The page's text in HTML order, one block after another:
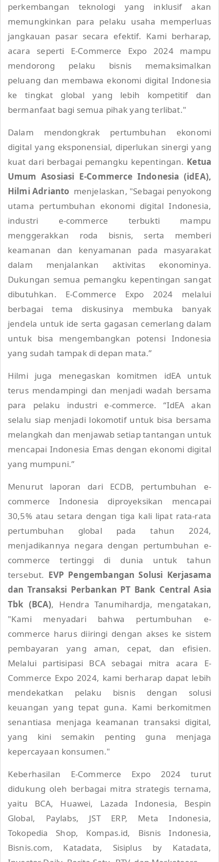
perkembangan teknologi yang inklusif akan
memungkinkan para pelaku usaha memperluas
jangkauan pasar secara efektif. Kami berharap,
acara seperti E-Commerce Expo 2024 mampu
mendorong pelaku bisnis memaksimalkan
peluang dan membawa ekonomi digital Indonesia
ke tingkat global yang lebih kompetitif dan
bermanfaat bagi semua pihak yang terlibat."
Dalam mendongkrak pertumbuhan ekonomi
digital yang eksponensial, diperlukan sinergi yang
kuat dari berbagai pemangku kepentingan. Ketua
Umum Asosiasi E-Commerce Indonesia (idEA),
Hilmi Adrianto menjelaskan, "Sebagai penyokong
utama pertumbuhan ekonomi digital Indonesia,
industri e-commerce terbukti mampu
menggerakkan roda bisnis, serta memberi
keamanan dan kenyamanan pada masyarakat
dalam menjalankan aktivitas ekonominya.
Dukungan semua pemangku kepentingan sangat
dibutuhkan. E-Commerce Expo 2024 melalui
berbagai tema diskusinya membuka banyak
jendela untuk ide serta gagasan cemerlang dalam
untuk bisa mengembangkan potensi Indonesia
yang sudah tampak di depan mata.”
Hilmi juga menegaskan komitmen idEA untuk
terus mendampingi dan menjadi wadah bersama
para pelaku industri e-commerce. “IdEA akan
selalu siap menjadi lokomotif untuk bisa bersama
melangkah dan menjawab setiap tantangan untuk
mencapai Indonesia Emas dengan ekonomi digital
yang mumpuni.”
Menurut laporan dari ECDB, pertumbuhan e-
commerce Indonesia diproyeksikan mencapai
30,5% atau setara dengan tiga kali lipat rata-rata
pertumbuhan global pada tahun 2024,
menjadikannya negara dengan pertumbuhan e-
commerce tertinggi di dunia untuk tahun
tersebut. EVP Pengembangan Solusi Kerjasama
dan Transaksi Perbankan PT Bank Central Asia
Tbk (BCA), Hendra Tanumihardja, mengatakan,
"Kami menyadari bahwa pertumbuhan e-
commerce harus diiringi dengan akses ke sistem
pembayaran yang aman, cepat, dan efisien.
Melalui partisipasi BCA sebagai mitra acara E-
Commerce Expo 2024, kami berharap dapat lebih
mendekatkan pelaku bisnis dengan solusi
keuangan yang tepat guna. Kami berkomitmen
senantiasa menjaga keamanan transaksi digital,
yang kini semakin penting guna menjaga
kepercayaan konsumen."
Keberhasilan E-Commerce Expo 2024 turut
didukung oleh berbagai mitra strategis ternama,
yaitu BCA, Huawei, Lazada Indonesia, Bespin
Global, Paylabs, JST ERP, Meta Indonesia,
Tokopedia Shop, Kompas.id, Bisnis Indonesia,
Bisnis.com, Katadata, Sisiplus by Katadata,